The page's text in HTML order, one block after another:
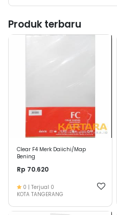
Produk terbaru
Clear F4 Merk Daiichi/Map
Bening
Rp 70.620
0 | Terjual 0
KOTA TANGERANG